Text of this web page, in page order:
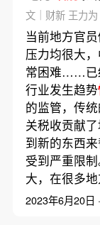
本
文｜财新 王力
当前地方官
压力均很大
常困难……已
行业发生趋势
的监管，传
关税收贡献
到新的东西
受到严重限
大，在很多
2023年6月20日 ·